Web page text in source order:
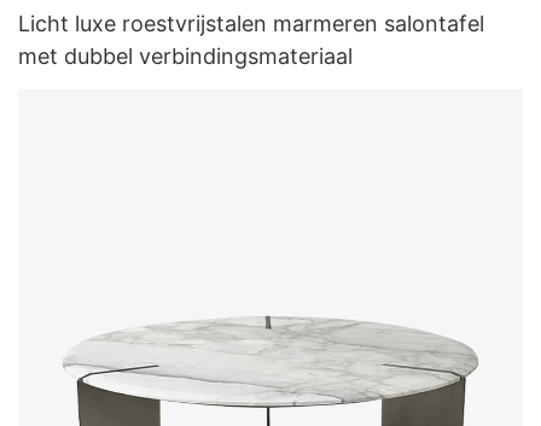
Licht luxe roestvrijstalen marmeren salontafel
met dubbel verbindingsmateriaal